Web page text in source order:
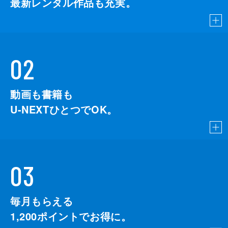
02
動画も書籍も
U-NEXTひとつでOK。
03
毎月もらえる
1,200ポイントでお得に。